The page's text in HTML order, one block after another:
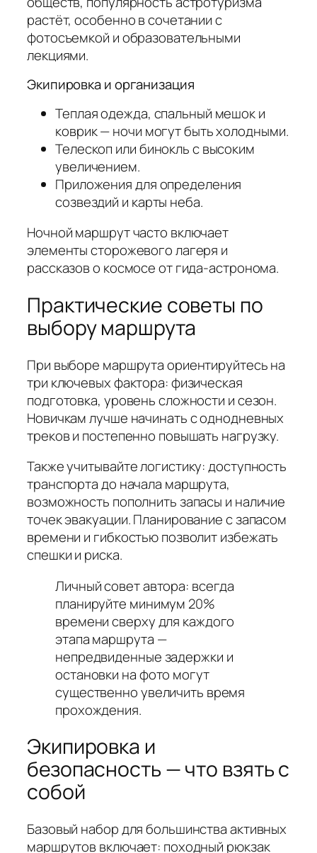
растёт, особенно в сочетании с
фотосъемкой и образовательными
лекциями.
Экипировка и организация
Теплая одежда, спальный мешок и
коврик — ночи могут быть холодными.
Телескоп или бинокль с высоким
увеличением.
Приложения для определения
созвездий и карты неба.
Ночной маршрут часто включает
элементы сторожевого лагеря и
рассказов о космосе от гида-астронома.
Практические советы по
выбору маршрута
При выборе маршрута ориентируйтесь на
три ключевых фактора: физическая
подготовка, уровень сложности и сезон.
Новичкам лучше начинать с однодневных
треков и постепенно повышать нагрузку.
Также учитывайте логистику: доступность
транспорта до начала маршрута,
возможность пополнить запасы и наличие
точек эвакуации. Планирование с запасом
времени и гибкостью позволит избежать
спешки и риска.
Личный совет автора: всегда
планируйте минимум 20%
времени сверху для каждого
этапа маршрута —
непредвиденные задержки и
остановки на фото могут
существенно увеличить время
прохождения.
Экипировка и
безопасность — что взять с
собой
Базовый набор для большинства активных
маршрутов включает: походный рюкзак